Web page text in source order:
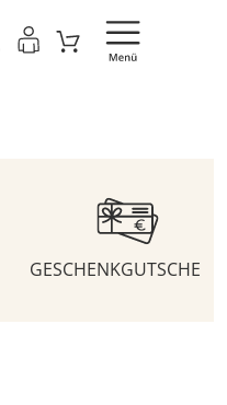
GESCHENKGUTSCHEINE